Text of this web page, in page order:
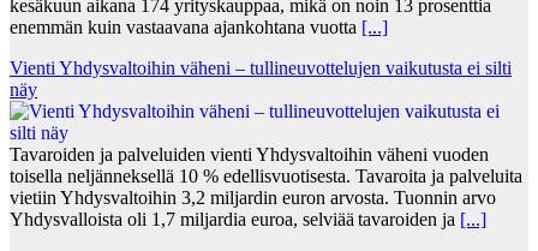
kesäkuun aikana 174 yrityskauppaa, mikä on noin 13 prosenttia
enemmän kuin vastaavana ajankohtana vuotta [...]
Vienti Yhdysvaltoihin väheni – tullineuvottelujen vaikutusta ei silti
näy
Tavaroiden ja palveluiden vienti Yhdysvaltoihin väheni vuoden
toisella neljänneksellä 10 % edellisvuotisesta. Tavaroita ja palveluita
vietiin Yhdysvaltoihin 3,2 miljardin euron arvosta. Tuonnin arvo
Yhdysvalloista oli 1,7 miljardia euroa, selviää tavaroiden ja [...]